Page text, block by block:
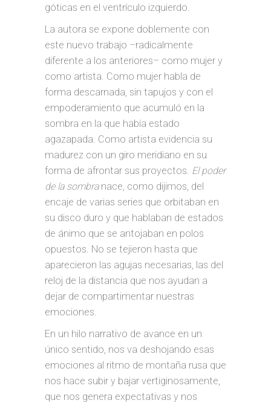
góticas en el ventrículo izquierdo.
La autora se expone doblemente con
este nuevo trabajo –radicalmente
diferente a los anteriores– como mujer y
como artista. Como mujer habla de
forma descarnada, sin tapujos y con el
empoderamiento que acumuló en la
sombra en la que había estado
agazapada. Como artista evidencia su
madurez con un giro meridiano en su
forma de afrontar sus proyectos. El poder
de la sombranace, como dijimos, del
encaje de varias series que orbitaban en
su disco duro y que hablaban de estados
de ánimo que se antojaban en polos
opuestos. No se tejieron hasta que
aparecieron las agujas necesarias, las del
reloj de la distancia que nos ayudan a
dejar de compartimentar nuestras
emociones.
En un hilo narrativo de avance en un
único sentido, nos va deshojando esas
emociones al ritmo de montaña rusa que
nos hace subir y bajar vertiginosamente,
que nos genera expectativas y nos